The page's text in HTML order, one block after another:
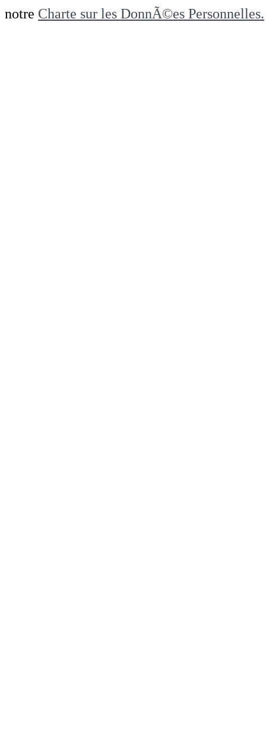
notre Charte sur les DonnÃ©es Personnelles.